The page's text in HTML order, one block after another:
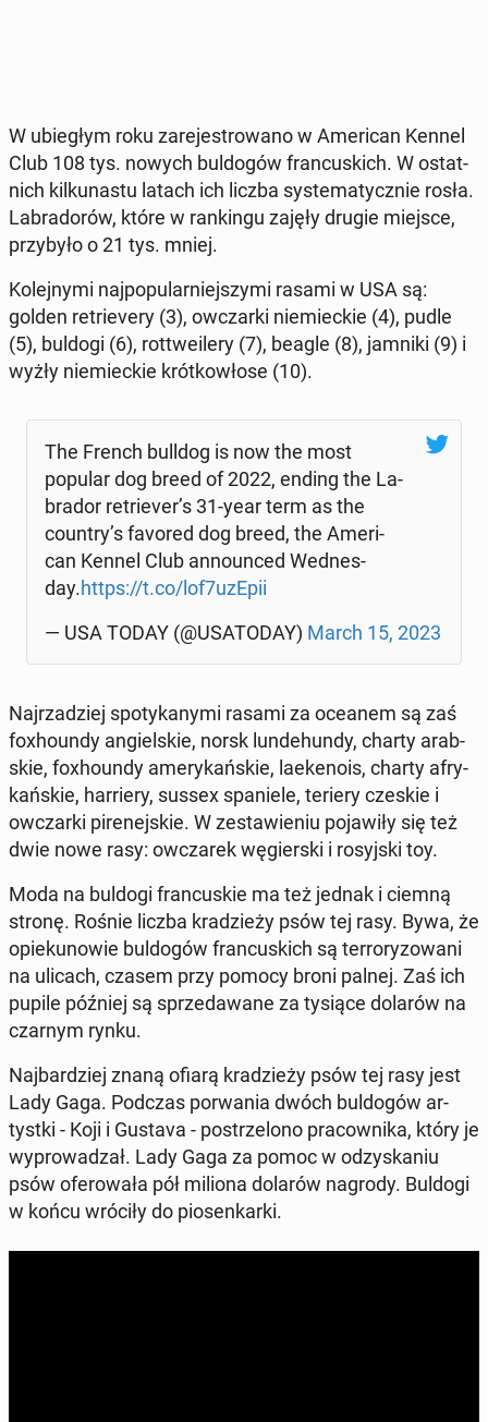
W ubie­głym roku za­re­je­stro­wa­no w Ame­ri­can Kennel
Club 108 tys. nowych bul­do­gów fran­cu­skich. W ostat­
nich kil­ku­na­stu latach ich liczba sys­te­ma­tycz­nie rosła.
La­bra­do­rów, które w ran­kin­gu zajęły drugie miejsce,
przy­by­ło o 21 tys. mniej.
Ko­lej­ny­mi naj­po­pu­lar­niej­szy­mi rasami w USA są:
golden re­trie­ve­ry (3), owczar­ki nie­miec­kie (4), pudle
(5), buldogi (6), rot­twe­ile­ry (7), beagle (8), jamniki (9) i
wyżły nie­miec­kie krót­ko­wło­se (10).
The French bulldog is now the most
popular dog breed of 2022, ending the La­
bra­dor re­trie­ver’s 31-year term as the
country’s favored dog breed, the Ame­ri­
can Kennel Club an­no­un­ced We­dnes­
day.https://t.co/lof7uzEpii
— USA TODAY (@USA­TO­DAY) March 15, 2023
Naj­rza­dziej spo­ty­ka­ny­mi rasami za oceanem są zaś
fo­xho­un­dy an­giel­skie, norsk lun­de­hun­dy, charty arab­
skie, fo­xho­un­dy ame­ry­kań­skie, la­eke­no­is, charty afry­
kań­skie, har­rie­ry, sussex spa­nie­le, teriery czeskie i
owczar­ki pi­re­nej­skie. W ze­sta­wie­niu po­ja­wi­ły się też
dwie nowe rasy: owcza­rek wę­gier­ski i ro­syj­ski toy.
Moda na buldogi fran­cu­skie ma też jednak i ciemną
stronę. Rośnie liczba kra­dzie­ży psów tej rasy. Bywa, że
opie­ku­no­wie bul­do­gów fran­cu­skich są ter­ro­ry­zo­wa­ni
na ulicach, czasem przy pomocy broni palnej. Zaś ich
pupile później są sprze­da­wa­ne za tysiące dolarów na
czarnym rynku.
Naj­bar­dziej znaną ofiarą kra­dzie­ży psów tej rasy jest
Lady Gaga. Podczas po­rwa­nia dwóch bul­do­gów ar­
tyst­ki - Koji i Gustava - po­strze­lo­no pra­cow­ni­ka, który je
wy­pro­wa­dzał. Lady Gaga za pomoc w od­zy­ska­niu
psów ofe­ro­wa­ła pół miliona dolarów nagrody. Buldogi
w końcu wróciły do pio­sen­kar­ki.